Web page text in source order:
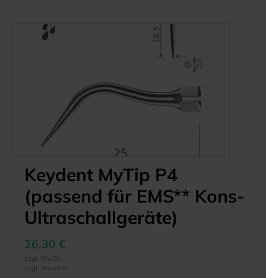
Bildergalerie überspringen
Keydent MyTip P4
(passend für EMS** Kons-
Ultraschallgeräte)
26,30 €
zzgl. MwSt.
zzgl. Versand